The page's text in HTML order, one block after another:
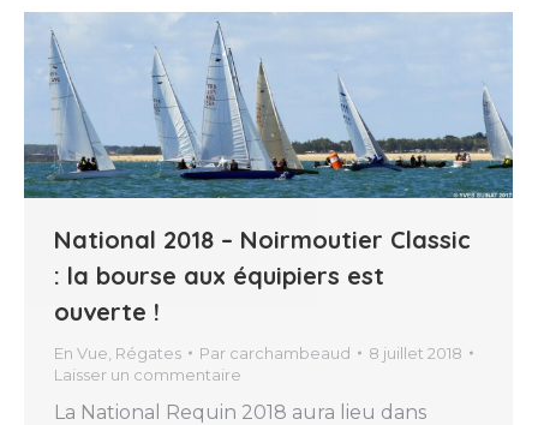
National 2018 – Noirmoutier Classic
: la bourse aux équipiers est
ouverte !
En Vue Régates Par carchambeaud
8 juillet 2018
Laisser un commentaire
La National Requin 2018 aura lieu dans